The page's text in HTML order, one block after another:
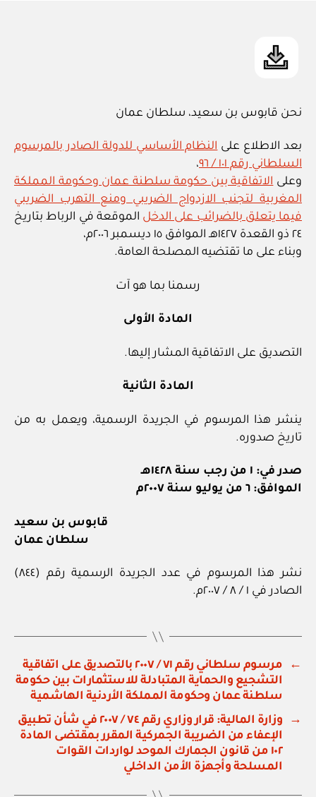
نحن قابوس بن سعيد، سلطان عمان
بعد الاطلاع علىالنظام الأساسي للدولة الصادر بالمرسوم
السلطاني رقم ١٠١ / ٩٦
،
وعلىالاتفاقية بين حكومة سلطنة عمان وحكومة المملكة
المغربية لتجنب الازدواج الضريبي ومنع التهرب الضريبي
فيما يتعلق بالضرائب على الدخل الموقعة في الرباط بتاريخ
٢٤ ذو القعدة ١٤٢٧هـ الموافق ١٥ ديسمبر ٢٠٠٦م،
وبناء على ما تقتضيه المصلحة العامة.
رسمنا بما هو آت
المادة الأولى
التصديق على الاتفاقية المشار إليها.
المادة الثانية
ينشر هذا المرسوم في الجريدة الرسمية، ويعمل به من
تاريخ صدوره.
صدر في: ١ من رجب سنة ١٤٢٨هـ
الموافق: ٦ من يوليو سنة ٢٠٠٧م
قابوس بن سعيد
سلطان عمان
نشر هذا المرسوم في عدد الجريدة الرسمية رقم (٨٤٤)
الصادر في ١ / ٨ / ٢٠٠٧م.
←
مرسوم سلطاني رقم ٧١ / ٢٠٠٧ بالتصديق على اتفاقية
التشجيع والحماية المتبادلة للاستثمارات بين حكومة
سلطنة عمان وحكومة المملكة الأردنية الهاشمية
→
وزارة المالية: قرار وزاري رقم ٧٤ / ٢٠٠٧ في شأن تطبيق
الإعفاء من الضريبة الجمركية المقرر بمقتضى المادة
١٠٢ من قانون الجمارك الموحد لواردات القوات
المسلحة وأجهزة الأمن الداخلي